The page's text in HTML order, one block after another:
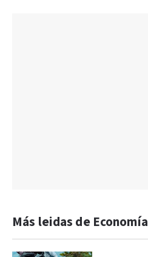
Más leidas de Economía